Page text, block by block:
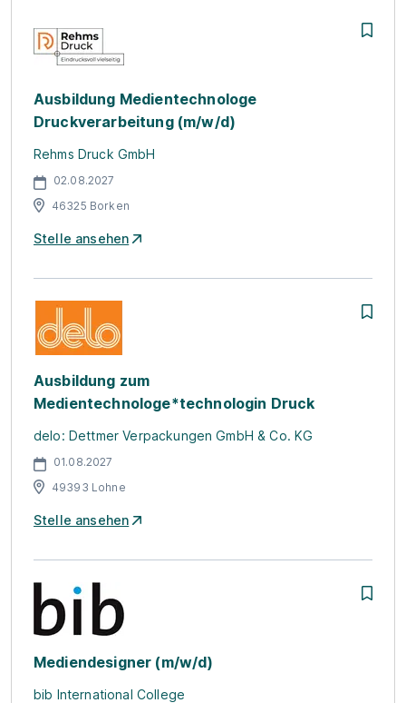
Ausbildung Medientechnologe
Druckverarbeitung (m/w/d)
Rehms Druck GmbH
02.08.2027
46325 Borken
Stelle ansehen
Ausbildung zum
Medientechnologe*technologin Druck
delo: Dettmer Verpackungen GmbH & Co. KG
01.08.2027
49393 Lohne
Stelle ansehen
Mediendesigner (m/w/d)
bib International College